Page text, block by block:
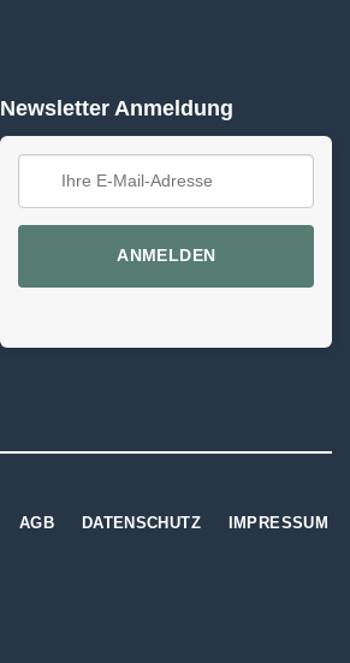
Newsletter Anmeldung
ANMELDEN
AGB DATENSCHUTZ IMPRESSUM